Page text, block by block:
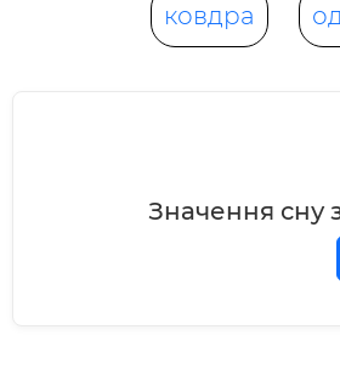
ковдра
Значення сну